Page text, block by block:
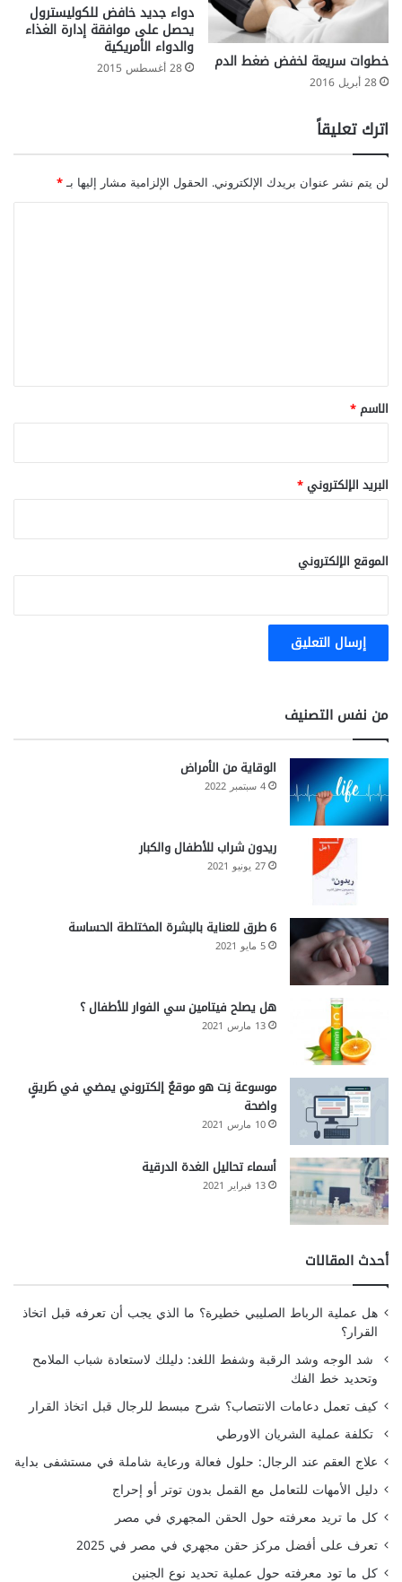
خطوات سريعة لخفض ضغط الدم
28 أبريل 2016
دواء جديد خافض للكوليسترول
يحصل على موافقة إدارة الغذاء
والدواء الأمريكية
28 أغسطس 2015
اترك تعليقاً
لن يتم نشر عنوان بريدك الإلكتروني. الحقول الإلزامية مشار إليها بـ*
*
الاسم*
البريد الإلكتروني*
الموقع الإلكتروني
من نفس التصنيف
الوقاية من الأمراض
4 سبتمبر 2022
ريدون شراب للأطفال والكبار
27 يونيو 2021
6 طرق للعناية بالبشرة المختلطة الحساسة
5 مايو 2021
هل يصلح فيتامين سي الفوار للأطفال ؟
13 مارس 2021
موسوعة نِت هو موقعٌ إلكتروني يمضي في طَريقٍ
واضحة
10 مارس 2021
أسماء تحاليل الغدة الدرقية
13 فبراير 2021
أحدث المقالات
هل عملية الرباط الصليبي خطيرة؟ ما الذي يجب أن تعرفه قبل اتخاذ
القرار؟
شد الوجه وشد الرقبة وشفط اللغد: دليلك لاستعادة شباب الملامح
وتحديد خط الفك
كيف تعمل دعامات الانتصاب؟ شرح مبسط للرجال قبل اتخاذ القرار
تكلفة عملية الشريان الاورطي
علاج العقم عند الرجال: حلول فعالة ورعاية شاملة في مستشفى بداية
دليل الأمهات للتعامل مع القمل بدون توتر أو إحراج
كل ما تريد معرفته حول الحقن المجهري في مصر
تعرف على أفضل مركز حقن مجهري في مصر في 2025
كل ما تود معرفته حول عملية تحديد نوع الجنين